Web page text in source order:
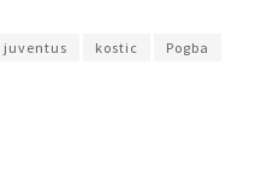
juventus kostic
Pogba